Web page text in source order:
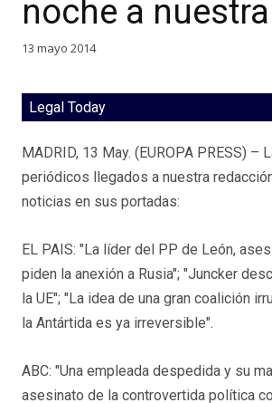
noche a
13 mayo 2014
Legal Today
MADRID, 13 May. (EUROPA PRESS)
periódicos llegados a nuestra
noticias en sus portadas:
EL PAIS: "La líder del PP de León,
piden la anexión a Rusia"; "Juncker
la UE"; "La idea de una gran coalición
la Antártida es ya irreversible".
ABC: "Una empleada despedida y su
asesinato de la controvertida política